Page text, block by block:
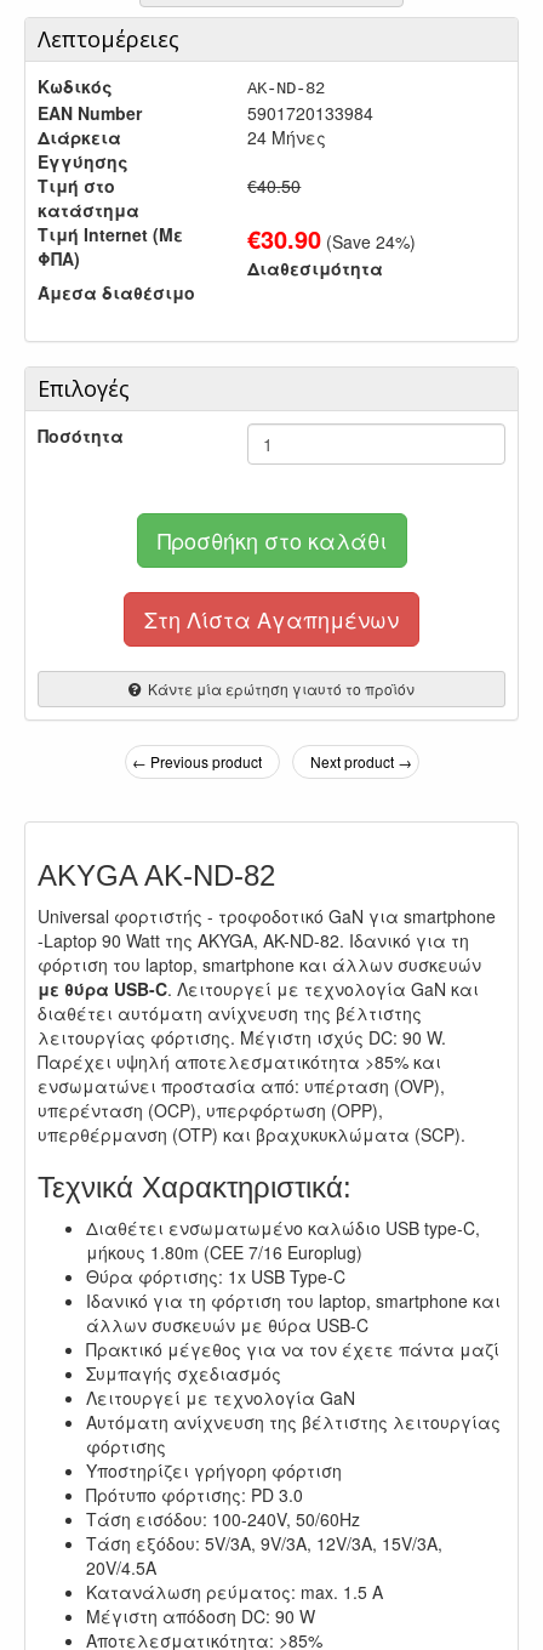
Λεπτομέρειες
Κωδικός AK-ND-82
EAN Number
5901720133984
Διάρκεια
Εγγύησης
24 Μήνες
Τιμή στο
κατάστημα
€40.50
Τιμή Internet (Με
ΦΠΑ)
€30.90 (Save24%)
Διαθεσιμότητα
Άμεσα διαθέσιμο
Επιλογές
Ποσότητα
Προσθήκη στο καλάθι
Στη Λίστα Αγαπημένων
Κάντε μία ερώτηση γιαυτό το προϊόν
← Previous product Next product →
AKYGA AK-ND-82
Universal φορτιστής - τροφοδοτικό GaN για smartphone
-Laptop 90 Watt της AKYGA, AK-ND-82. Ιδανικό για τη
φόρτιση του laptop, smartphone και άλλων συσκευών
με θύρα USB-C. Λειτουργεί με τεχνολογία GaN και
διαθέτει αυτόματη ανίχνευση της βέλτιστης
λειτουργίας φόρτισης. Μέγιστη ισχύς DC: 90 W.
Παρέχει υψηλή αποτελεσματικότητα >85% και
ενσωματώνει προστασία από: υπέρταση (OVP),
υπερένταση (OCP), υπερφόρτωση (OPP),
υπερθέρμανση (OTP) και βραχυκυκλώματα (SCP).
Τεχνικά Χαρακτηριστικά:
Διαθέτει ενσωματωμένο καλώδιο USB type-C,
μήκους 1.80m (CEE 7/16 Europlug)
Θύρα φόρτισης: 1x USB Type-C
Ιδανικό για τη φόρτιση του laptop, smartphone και
άλλων συσκευών με θύρα USB-C
Πρακτικό μέγεθος για να τον έχετε πάντα μαζί
Συμπαγής σχεδιασμός
Λειτουργεί με τεχνολογία GaN
Αυτόματη ανίχνευση της βέλτιστης λειτουργίας
φόρτισης
Υποστηρίζει γρήγορη φόρτιση
Πρότυπο φόρτισης: PD 3.0
Τάση εισόδου: 100-240V, 50/60Hz
Τάση εξόδου: 5V/3A, 9V/3A, 12V/3A, 15V/3A,
20V/4.5A
Κατανάλωση ρεύματος: max. 1.5 Α
Μέγιστη απόδοση DC: 90 W
Αποτελεσματικότητα: >85%